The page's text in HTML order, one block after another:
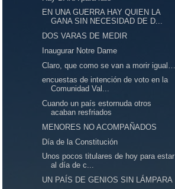
EN UNA GUERRA HAY QUIEN LA
GANA SIN NECESIDAD DE D...
DOS VARAS DE MEDIR
Inaugurar Notre Dame
Claro, que como se van a morir igual…
encuestas de intención de voto en la
Comunidad Val...
Cuando un país estornuda otros
acaban resfriados
MENORES NO ACOMPAÑADOS
Día de la Constitución
Unos pocos titulares de hoy para estar
al día de c...
UN PAÍS DE GENIOS SIN LÁMPARA